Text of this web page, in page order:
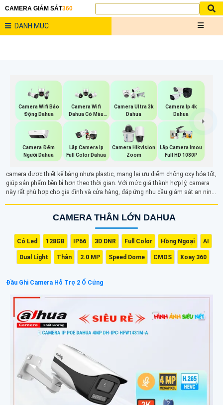
CAMERA GIÁM SÁT360
DANH MỤC
Camera Wifi Báo
Động Dahua
Camera Wifi
Dahua Có Màu
Ban Đêm
Camera Ultra 3k
Dahua
Camera Ip 4k
Dahua
Camera Đếm
Người Dahua
Lắp Camera Ip
Full Color Dahua
Camera Hikvision
Zoom
Lắp Camera Imou
Full HD 1080P
camera được thiết kế bằng nhựa plastic, mang lại ưu điểm chống oxy hóa tốt,
giúp sản phẩm bền bỉ hơn theo thời gian. Với mức giá thành hợp lý, camera
này rất phù hợp cho gia đình và cửa hàng, đáp ứng nhu cầu giám sát an ninh
bảo vệ đáng tin cậy.CAMERA THÂN LỚN DAHUA
Có Led 128GB IP66 3D DNR Full Color Hồng Ngoại AI
Dual Light Thân 2.0 MP Speed Dome CMOS Xoay 360
Đầu Ghi Camera Hỗ Trợ 2 Ổ Cứng